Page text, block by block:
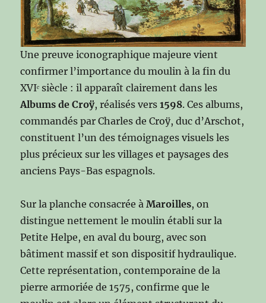
Une preuve iconographique majeure vient
confirmer l’importance du moulin à la fin du
XVIᵉ siècle : il apparaît clairement dans les
Albums de Croÿ, réalisés vers1598. Ces albums,
commandés par Charles de Croÿ, duc d’Arschot,
constituent l’un des témoignages visuels les
plus précieux sur les villages et paysages des
anciens Pays-Bas espagnols.
Sur la planche consacrée àMaroilles, on
distingue nettement le moulin établi sur la
Petite Helpe, en aval du bourg, avec son
bâtiment massif et son dispositif hydraulique.
Cette représentation, contemporaine de la
pierre armoriée de 1575, confirme que le